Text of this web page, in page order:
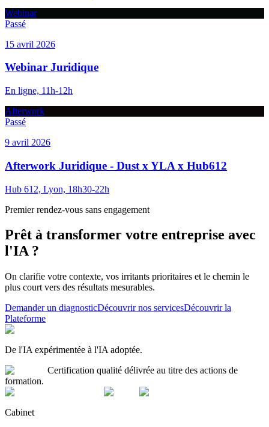
Webinar
Passé
15 avril 2026
Webinar Juridique
En ligne, 11h-12h
Afterwork
Passé
9 avril 2026
Afterwork Juridique - Dust x YLA x Hub612
Hub 612, Lyon, 18h30-22h
Premier rendez-vous sans engagement
Prêt à transformer votre entreprise avec
l'IA ?
On clarifie votre contexte, vos irritants prioritaires et le chemin le
plus court vers des résultats mesurables.
Demander un diagnosticDécouvrir nos servicesDécouvrir la
Plateforme
De l'IA expérimentée à l'IA adoptée.
Certification qualité délivrée au titre des actions de
formation.
Cabinet